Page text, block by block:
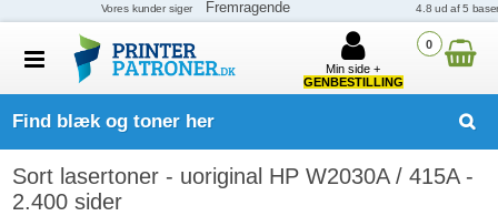
0
Min side +
GENBESTILLING
Find blæk og toner her
Sort lasertoner - uoriginal HP W2030A / 415A -
2.400 sider